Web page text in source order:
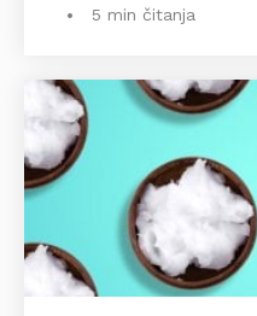
5 min čitanja